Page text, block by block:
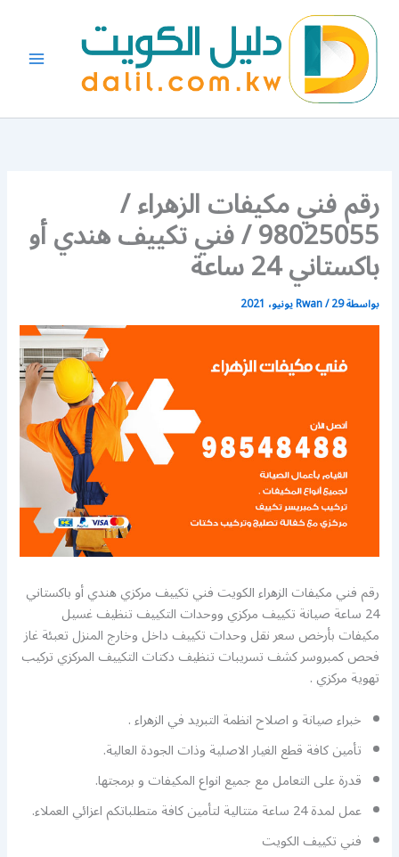
المحتوى
رقم فني مكيفات الزهراء /
98025055 / فني تكييف هندي أو
باكستاني 24 ساعة
بواسطة Rwan/29 يونيو، 2021
رقم فني مكيفات الزهراء الكويت فني تكييف مركزي هندي أو باكستاني
24 ساعة صيانة تكييف مركزي ووحدات التكييف تنظيف غسيل
مكيفات بأرخص سعر نقل وحدات تكييف داخل وخارج المنزل تعبئة غاز
فحص كمبروسر كشف تسريبات تنظيف دكتات التكييف المركزي تركيب
تهوية مركزي .
خبراء صيانة و اصلاح انظمة التبريد في الزهراء .
تأمين كافة قطع الغيار الاصلية وذات الجودة العالية.
قدرة على التعامل مع جميع انواع المكيفات و برمجتها.
عمل لمدة 24 ساعة متتالية لتأمين كافة متطلباتكم اعزائي العملاء.
فني تكييف الكويت